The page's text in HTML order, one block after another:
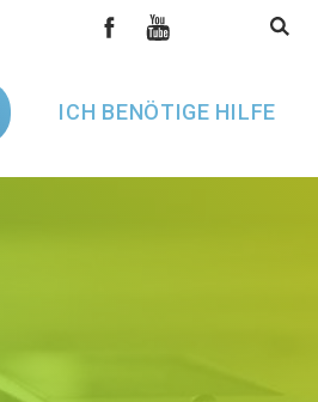
ICH BENÖTIGE HILFE